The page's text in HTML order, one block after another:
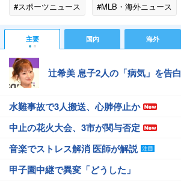
#スポーツニュース #MLB・海外ニュース
主要 国内 海外
辻希美 息子2人の「病気」を告白
水難事故で3人搬送、心肺停止か
中止の花火大会、3市が関与否定
音楽でストレス解消 医師が解説
甲子園中継で異変「どうした」